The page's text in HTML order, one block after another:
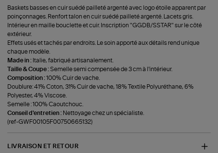
Baskets basses en cuir suédé pailleté argenté avec logo étoile apparent par
poinçonnages. Renfort talon en cuir suédé pailleté argenté. Lacets gris.
Intérieur en maille bouclette et cuir. Inscription "GGDB/SSTAR" sur le côté
extérieur.
Effets usés et tachés par endroits. Le soin apporté aux détails rend unique
chaque modèle.
Made in : Italie, fabriqué artisanalement.
Taille & Coupe :Semelle semi compensée de 3 cm à l'intérieur.
Composition :100% Cuir de vache.
Doublure: 41% Coton, 31% Cuir de vache, 18% Textile Polyuréthane, 6%
Polyester, 4% Viscose.
Semelle : 100% Caoutchouc.
Conseil d'entretien : Nettoyage chez un spécialiste.
(ref-GWF00105F00750665132)
LIVRAISON ET RETOUR